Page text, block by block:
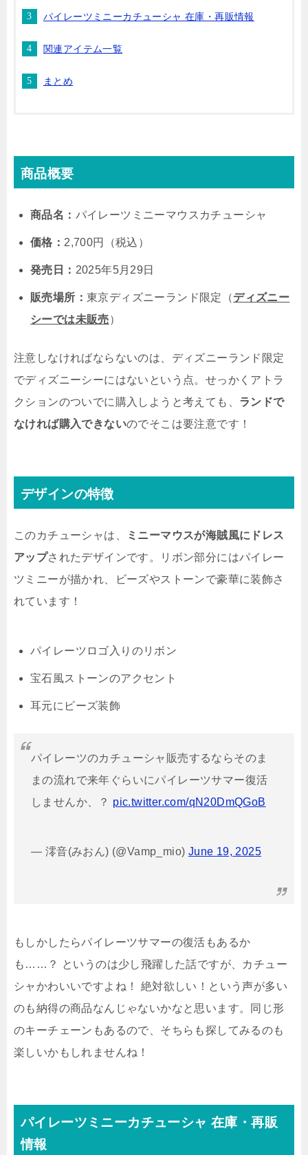
パイレーツミニーカチューシャ 在庫・再販情報
関連アイテム一覧
まとめ
商品概要
商品名： パイレーツミニーマウスカチューシャ
価格：2,700円（税込）
発売日： 2025年5月29日
販売場所： 東京ディズニーランド限定（ディズニー
シーでは未販売）
注意しなければならないのは、ディズニーランド限定
でディズニーシーにはないという点。せっかくアトラ
クションのついでに購入しようと考えても、 ランドで
なければ購入できないのでそこは要注意です！
デザインの特徴
このカチューシャは、
ミニーマウスが海賊風にドレス
アップされたデザインです。リボン部分にはパイレー
ツミニーが描かれ、ビーズやストーンで豪華に装飾さ
れています！
パイレーツロゴ入りのリボン
宝石風ストーンのアクセント
耳元にビーズ装飾
パイレーツのカチューシャ販売するならそのま
まの流れで来年ぐらいにパイレーツサマー復活
しませんか、？ pic.twitter.com/qN20DmQGoB
— 澪音(みおん) (@Vamp_mio) June 19, 2025
もしかしたらパイレーツサマーの復活もあるか
も……？ というのは少し飛躍した話ですが、カチュー
シャかわいいですよね！ 絶対欲しい！という声が多い
のも納得の商品なんじゃないかなと思います。同じ形
のキーチェーンもあるので、そちらも探してみるのも
楽しいかもしれませんね！
パイレーツミニーカチューシャ 在庫・再販
情報